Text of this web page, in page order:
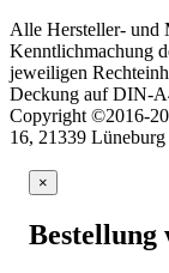
Alle Hersteller- und
Kenntlichmachung
jeweiligen
Deckung auf DIN-
Copyright ©2016-
16, 21339
×